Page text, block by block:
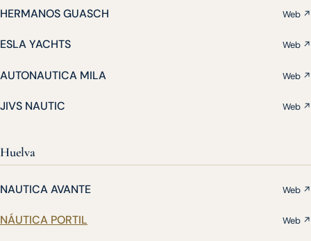
HERMANOS GUASCH Web ↗
ESLA YACHTS Web ↗
AUTONAUTICA MILA Web ↗
JIVS NAUTIC Web ↗
Huelva
NAUTICA AVANTE Web ↗
NÁUTICA PORTIL Web ↗